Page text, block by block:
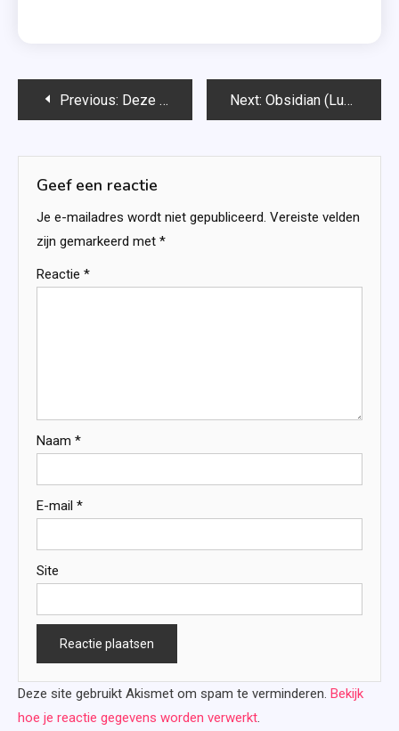
Bericht
Previous: Deze boeken verschijnen in augustus 2018 Next: Obsidian (Lux #1) – Jennifer L. Armentrout
Geef een reactie
Je e-mailadres wordt niet gepubliceerd. Vereiste velden
zijn gemarkeerd met *
Reactie *
Naam *
E-mail *
Site
Deze site gebruikt Akismet om spam te verminderen. Bekijk
hoe je reactie gegevens worden verwerkt.